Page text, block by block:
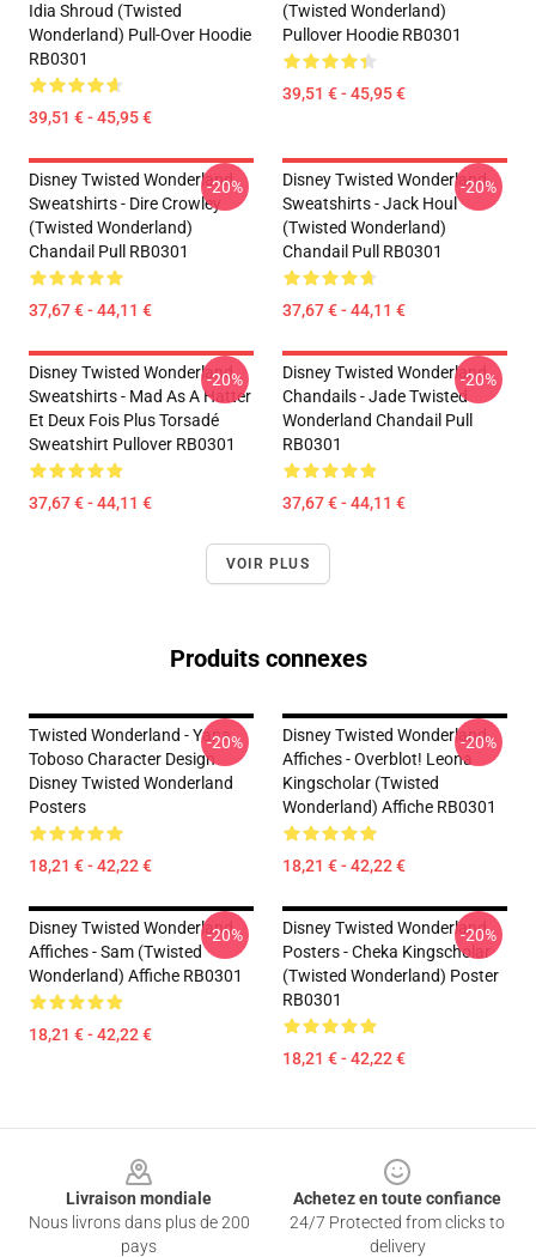
Idia Shroud (Twisted
Wonderland) Pull-Over Hoodie
RB0301
39,51 € - 45,95 €
(Twisted Wonderland)
Pullover Hoodie RB0301
39,51 € - 45,95 €
Disney Twisted Wonderland
Sweatshirts - Dire Crowley
(Twisted Wonderland)
Chandail Pull RB0301
37,67 € - 44,11 €
-20%
Disney Twisted Wonderland
Sweatshirts - Jack Houl
(Twisted Wonderland)
Chandail Pull RB0301
37,67 € - 44,11 €
-20%
Disney Twisted Wonderland
Sweatshirts - Mad As A Hatter
Et Deux Fois Plus Torsadé
Sweatshirt Pullover RB0301
37,67 € - 44,11 €
-20%
Disney Twisted Wonderland
Chandails - Jade Twisted
Wonderland Chandail Pull
RB0301
37,67 € - 44,11 €
-20%
VOIR PLUS
Produits connexes
Twisted Wonderland - Yana
Toboso Character Design
Disney Twisted Wonderland
Posters
18,21 € - 42,22 €
-20%
Disney Twisted Wonderland
Affiches - Overblot! Leona
Kingscholar (Twisted
Wonderland) Affiche RB0301
18,21 € - 42,22 €
-20%
Disney Twisted Wonderland
Affiches - Sam (Twisted
Wonderland) Affiche RB0301
18,21 € - 42,22 €
-20%
Disney Twisted Wonderland
Posters - Cheka Kingscholar
(Twisted Wonderland) Poster
RB0301
18,21 € - 42,22 €
-20%
Livraison mondiale
Nous livrons dans plus de 200
pays
Achetez en toute confiance
24/7 Protected from clicks to
delivery